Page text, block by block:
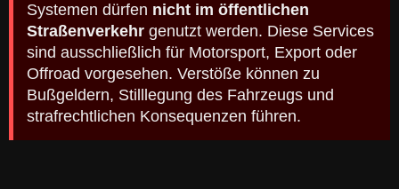
Systemen dürfen nicht im öffentlichen
Straßenverkehr genutzt werden. Diese Services
sind ausschließlich für Motorsport, Export oder
Offroad vorgesehen. Verstöße können zu
Bußgeldern, Stilllegung des Fahrzeugs und
strafrechtlichen Konsequenzen führen.